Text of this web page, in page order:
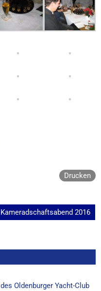
Drucken
2016
Oldenburger Yacht-Club